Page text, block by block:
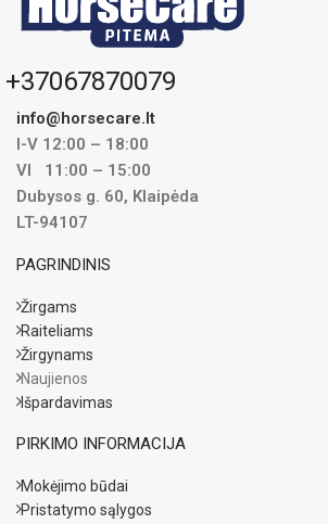
savaitėms.
+37067870079
info@horsecare.lt
I-V 12:00 – 18:00
VI 11:00 – 15:00
Dubysos g. 60, Klaipėda
LT-94107
PAGRINDINIS
Žirgams
Raiteliams
Žirgynams
Naujienos
Išpardavimas
PIRKIMO INFORMACIJA
Mokėjimo būdai
Pristatymo sąlygos